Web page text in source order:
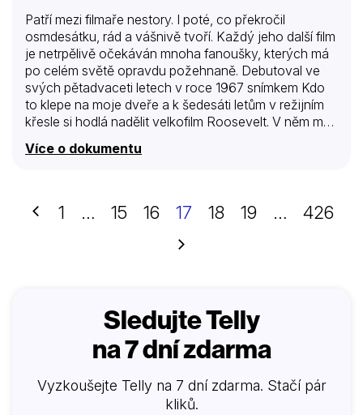
Patří mezi filmaře nestory. I poté, co překročil
osmdesátku, rád a vášnivě tvoří. Každý jeho další film
je netrpělivě očekáván mnoha fanoušky, kterých má
po celém světě opravdu požehnaně. Debutoval ve
svých pětadvaceti letech v roce 1967 snímkem Kdo
to klepe na moje dveře a k šedesáti letům v režijním
křesle si hodlá nadělit velkofilm Roosevelt. V něm má
jeho oblíbený Leonardo DiCaprio, mělo by jít o jejich
přítel Robert De Niro, jehož režisér obsadil už
jedenáctkrát. V jejich společné filmografii najdeme
takové klenoty jako Taxikář, Zuřící býk či Mafiáni.
Více o dokumentu
Předchozí
1 … 15 16 17 18 19 …
426
Další
Sledujte Telly
na 7 dní zdarma
Vyzkoušejte Telly na 7 dní zdarma. Stačí pár
kliků.